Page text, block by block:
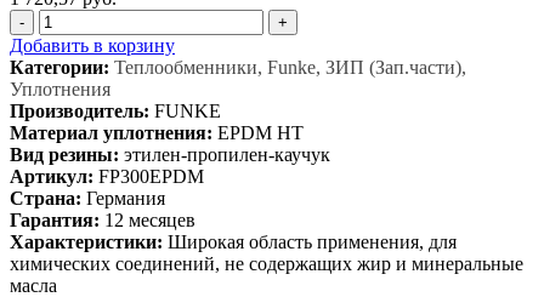
- +
Добавить в корзину
Категории: Теплообменники, Funke, ЗИП (Зап.части),
Уплотнения
Производитель: FUNKE
Материал уплотнения: EPDM HT
Вид резины: этилен-пропилен-каучук
Артикул: FP300EPDM
Страна: Германия
Гарантия: 12 месяцев
Характеристики: Широкая область применения, для
химических соединений, не содержащих жир и минеральные
масла